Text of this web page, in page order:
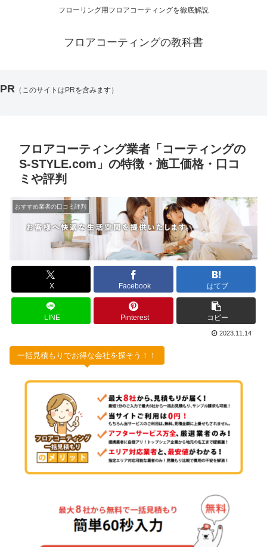
フローリング用フロアコーティングを徹底解説
フロアコーティングの教科書
PR （このサイトはPRを含みます）
フロアコーティング業者「コーティングの
S-STYLE.com」の特徴・施工価格・口コ
ミや評判
おすすめ業者の口コミ評判
X Facebook はてブ
LINE Pinterest コピー
2023.11.14
一括見積もりでお得な会社を探そう！！